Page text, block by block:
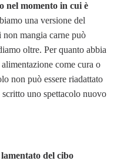
nel momento in cui è
una versione del
non mangia carne può
oltre. Per quanto abbia
come cura o
non può essere riadattato
uno spettacolo nuovo
del cibo